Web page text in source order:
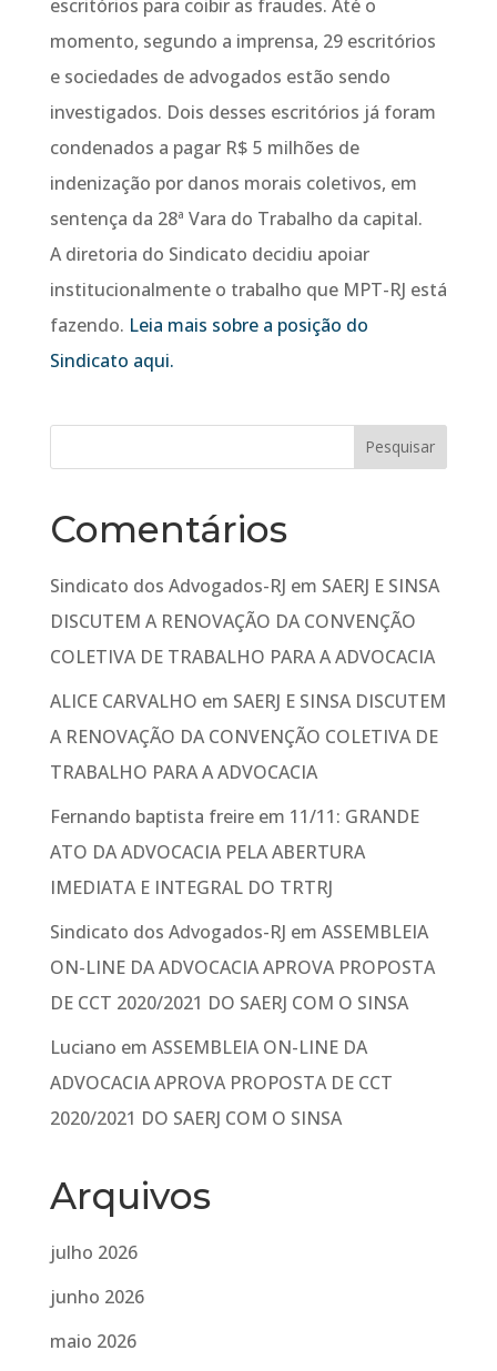
escritórios para coibir as fraudes. Até o
momento, segundo a imprensa, 29 escritórios
e sociedades de advogados estão sendo
investigados. Dois desses escritórios já foram
condenados a pagar R$ 5 milhões de
indenização por danos morais coletivos, em
sentença da 28ª Vara do Trabalho da capital.
A diretoria do Sindicato decidiu apoiar
institucionalmente o trabalho que MPT-RJ está
fazendo. Leia mais sobre a posição do
Sindicato aqui.
Comentários
Sindicato dos Advogados-RJ em SAERJ E SINSA
DISCUTEM A RENOVAÇÃO DA CONVENÇÃO
COLETIVA DE TRABALHO PARA A ADVOCACIA
ALICE CARVALHO em SAERJ E SINSA DISCUTEM
A RENOVAÇÃO DA CONVENÇÃO COLETIVA DE
TRABALHO PARA A ADVOCACIA
Fernando baptista freireem 11/11: GRANDE
ATO DA ADVOCACIA PELA ABERTURA
IMEDIATA E INTEGRAL DO TRTRJ
Sindicato dos Advogados-RJ em ASSEMBLEIA
ON-LINE DA ADVOCACIA APROVA PROPOSTA
DE CCT 2020/2021 DO SAERJ COM O SINSA
Luciano em ASSEMBLEIA ON-LINE DA
ADVOCACIA APROVA PROPOSTA DE CCT
2020/2021 DO SAERJ COM O SINSA
Arquivos
julho 2026
junho 2026
maio 2026